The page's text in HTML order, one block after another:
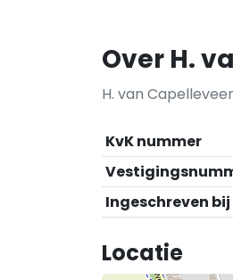
Over H.
H. van
KvK nummer
Ingeschreven bij
Locatie